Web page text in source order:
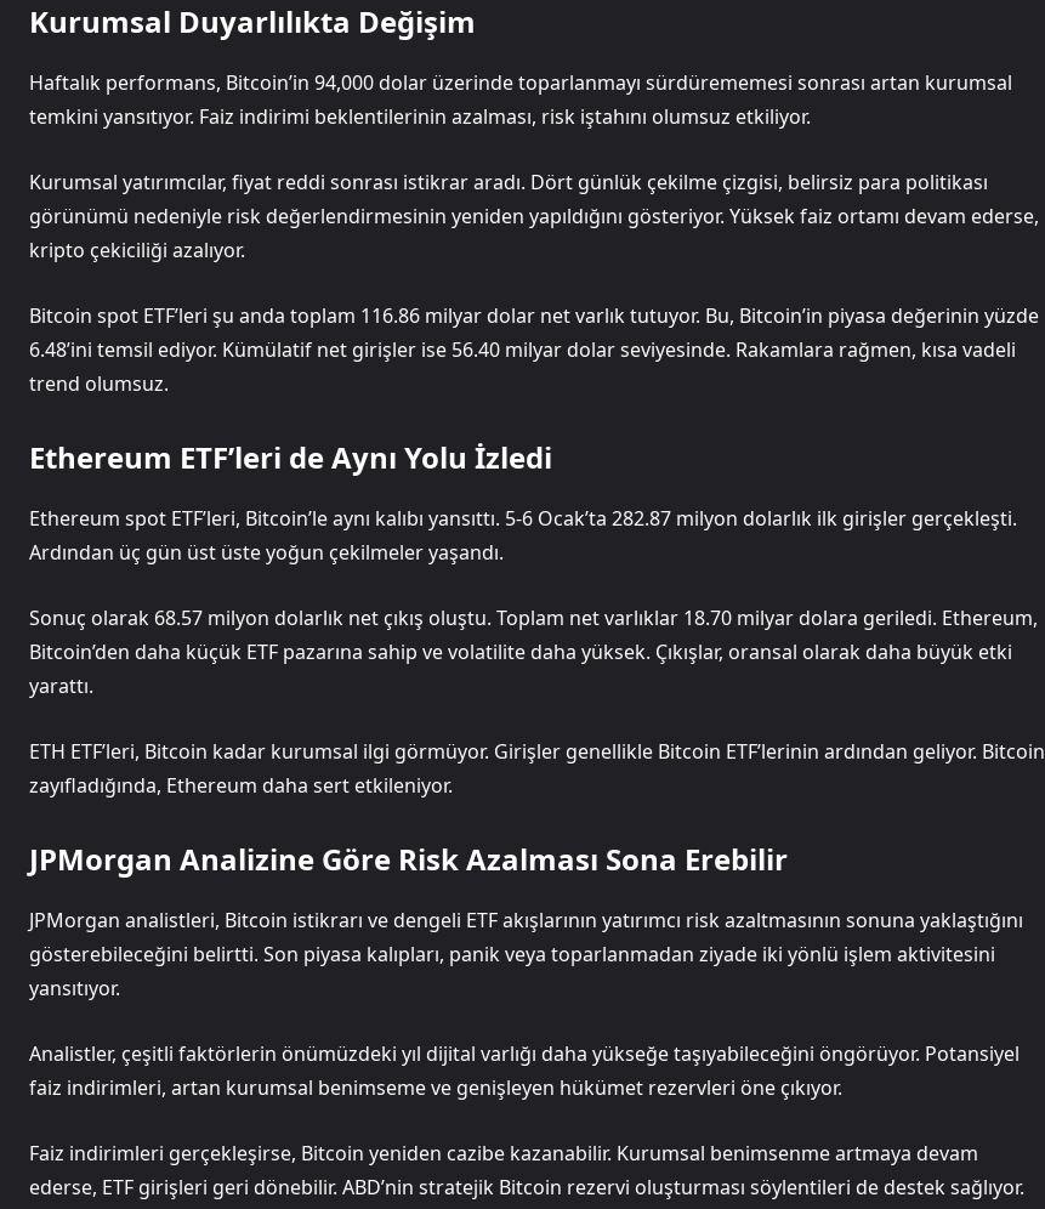
Kurumsal Duyarlılıkta Değişim
Haftalık performans, Bitcoin’in 94,000 dolar üzerinde toparlanmayı sürdürememesi sonrası artan kurumsal
temkini yansıtıyor. Faiz indirimi beklentilerinin azalması, risk iştahını olumsuz etkiliyor.
Kurumsal yatırımcılar, fiyat reddi sonrası istikrar aradı. Dört günlük çekilme çizgisi, belirsiz para politikası
görünümü nedeniyle risk değerlendirmesinin yeniden yapıldığını gösteriyor. Yüksek faiz ortamı devam ederse,
kripto çekiciliği azalıyor.
Bitcoin spot ETF’leri şu anda toplam 116.86 milyar dolar net varlık tutuyor. Bu, Bitcoin’in piyasa değerinin yüzde
6.48’ini temsil ediyor. Kümülatif net girişler ise 56.40 milyar dolar seviyesinde. Rakamlara rağmen, kısa vadeli
trend olumsuz.
Ethereum ETF’leri de Aynı Yolu İzledi
Ethereum spot ETF’leri, Bitcoin’le aynı kalıbı yansıttı. 5-6 Ocak’ta 282.87 milyon dolarlık ilk girişler gerçekleşti.
Ardından üç gün üst üste yoğun çekilmeler yaşandı.
Sonuç olarak 68.57 milyon dolarlık net çıkış oluştu. Toplam net varlıklar 18.70 milyar dolara geriledi. Ethereum,
Bitcoin’den daha küçük ETF pazarına sahip ve volatilite daha yüksek. Çıkışlar, oransal olarak daha büyük etki
yarattı.
ETH ETF’leri, Bitcoin kadar kurumsal ilgi görmüyor. Girişler genellikle Bitcoin ETF’lerinin ardından geliyor. Bitcoin
zayıfladığında, Ethereum daha sert etkileniyor.
JPMorgan Analizine Göre Risk Azalması Sona Erebilir
JPMorgan analistleri, Bitcoin istikrarı ve dengeli ETF akışlarının yatırımcı risk azaltmasının sonuna yaklaştığını
gösterebileceğini belirtti. Son piyasa kalıpları, panik veya toparlanmadan ziyade iki yönlü işlem aktivitesini
yansıtıyor.
Analistler, çeşitli faktörlerin önümüzdeki yıl dijital varlığı daha yükseğe taşıyabileceğini öngörüyor. Potansiyel
faiz indirimleri, artan kurumsal benimseme ve genişleyen hükümet rezervleri öne çıkıyor.
Faiz indirimleri gerçekleşirse, Bitcoin yeniden cazibe kazanabilir. Kurumsal benimsenme artmaya devam
ederse, ETF girişleri geri dönebilir. ABD’nin stratejik Bitcoin rezervi oluşturması söylentileri de destek sağlıyor.